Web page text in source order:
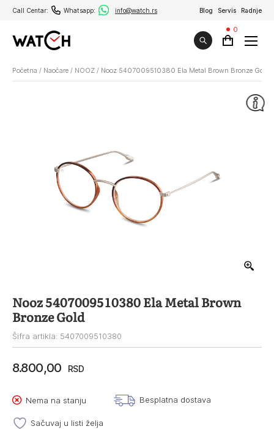
Call Centar: Whatsapp: info@watch.rs Blog Servis Radnje
0
Početna / Naočare / NOOZ / Nooz 5407009510380 Ela Metal Brown Bronze Gold
Nooz 5407009510380 Ela Metal Brown
Bronze Gold
Šifra artikla: 5407009510380
8.800,00 RSD
Nema na stanju Besplatna dostava
Sačuvaj u listi želja